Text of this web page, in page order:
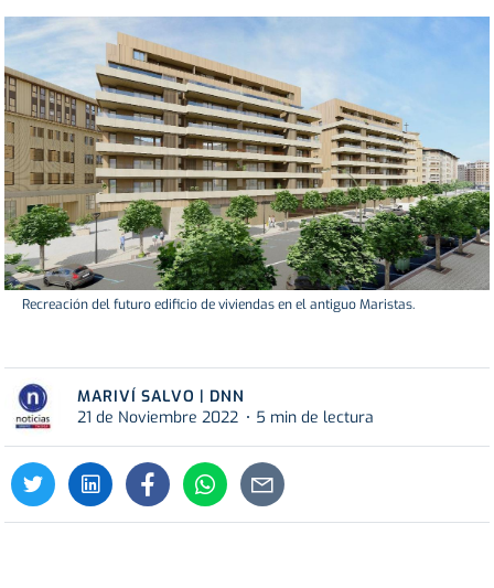
Recreación del futuro edificio de viviendas en el antiguo Maristas.
MARIVÍ SALVO | DNN
21 de Noviembre 2022
5 min de lectura